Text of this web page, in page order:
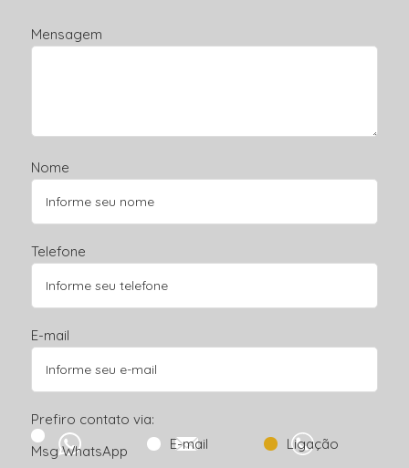
Mensagem
Nome
Telefone
E-mail
Prefiro contato via:
Msg WhatsApp
E-mail Ligação